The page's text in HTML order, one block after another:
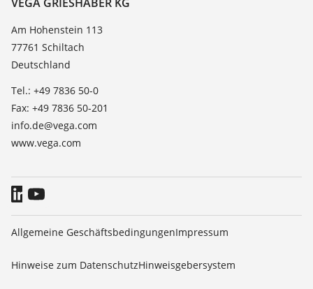
TeamViewer
Kontakt
News
Presse
Blog
Am Hohenstein 113
77761 Schiltach
Deutschland
Tel.: +49 7836 50-0
Fax: +49 7836 50-201
info.de@vega.com
www.vega.com
Allgemeine GeschäftsbedingungenImpressum
Hinweise zum DatenschutzHinweisgebersystem